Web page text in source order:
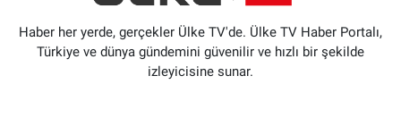
Haber her yerde, gerçekler Ülke TV'de. Ülke TV Haber Portalı,
Türkiye ve dünya gündemini güvenilir ve hızlı bir şekilde
izleyicisine sunar.